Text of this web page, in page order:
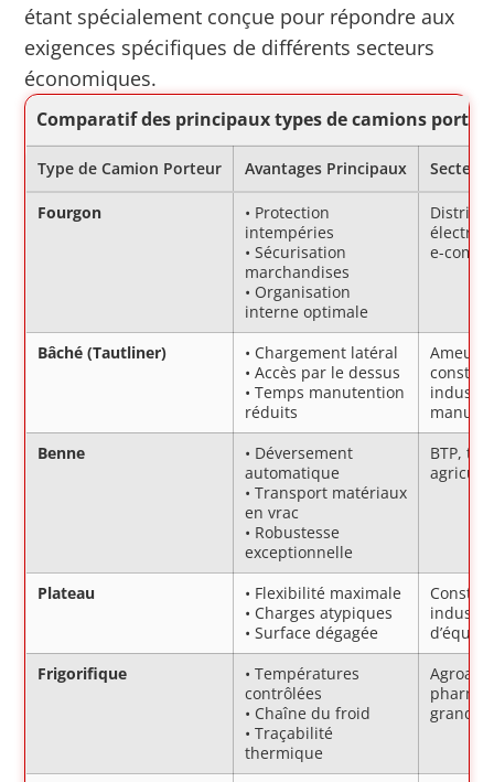
étant spécialement conçue pour répondre aux
exigences spécifiques de différents secteurs
économiques.
Comparatif des principaux types de camions
Type de Camion Porteur Avantages Principaux
Fourgon
• Protection
intempéries
• Sécurisation
marchandises
• Organisation
interne optimale
e-
Bâché (Tautliner)
• Chargement latéral
• Accès par le dessus
• Temps manutention
réduits
Benne
• Déversement
automatique
• Transport matériaux
en vrac
• Robustesse
exceptionnelle
BTP,
Plateau
• Flexibilité maximale
• Charges atypiques
• Surface dégagée
Frigorifique
• Températures
contrôlées
• Chaîne du froid
• Traçabilité
thermique
grande